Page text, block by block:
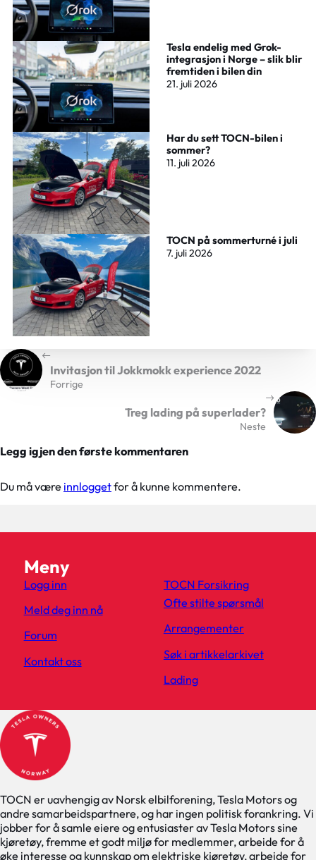
Tesla endelig med Grok-
integrasjon i Norge – slik blir
fremtiden i bilen din
21. juli 2026
Har du sett TOCN-bilen i
sommer?
11. juli 2026
TOCN på sommerturné i juli
7. juli 2026
Forrige
Invitasjon til Jokkmokk experience 2022
Neste
Treg lading på superlader?
Legg igjen den første kommentaren
Du må være innloggetfor å kunne kommentere.
TOCN er uavhengig av Norsk elbilforening, Tesla Motors og
andre samarbeidspartnere, og har ingen politisk forankring. Vi
jobber for å samle eiere og entusiaster av Tesla Motors sine
kjøretøy, fremme et godt miljø for medlemmer, arbeide for å
øke interesse og kunnskap om elektriske kjøretøy, arbeide for
Meny
Logg inn
Meld deg inn nå
Forum
Kontakt oss
TOCN Forsikring
Ofte stilte spørsmål
Arrangementer
Søk i artikkelarkivet
Lading